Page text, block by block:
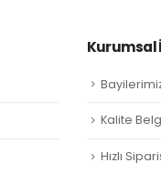
Kurumsal
Kalite
Hızlı